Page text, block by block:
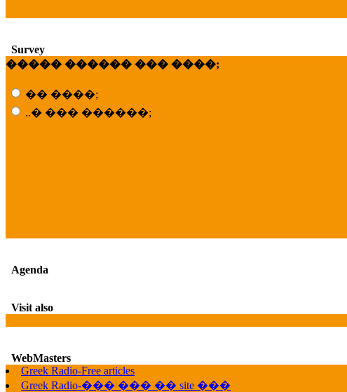
Survey
����� ������ ��� ����;
�� ����;
..� ��� ������;
Agenda
Visit also
WebMasters
Greek Radio-Free articles
Greek Radio-��� ��� �� site ���